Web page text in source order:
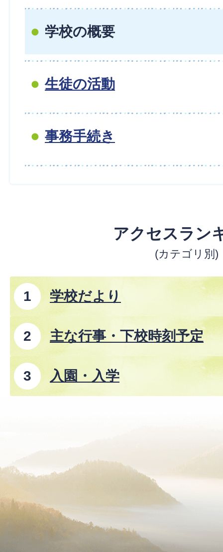
学校の概要
生徒の活動
事務手続き
アクセスラン
(カテゴリ別)
学校だより
主な行事・下校時刻予定
入園・入学